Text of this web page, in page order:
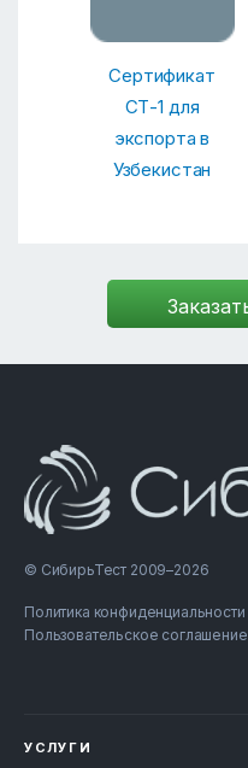
Сертификат
СТ-1 для
экспорта в
Узбекистан
© СибирьТест 2009–2026
Политика конфиденциальности
Пользовательское соглашение
УСЛУГИ